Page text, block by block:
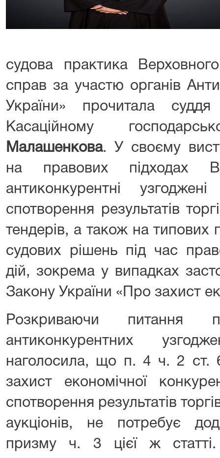
судова практика
справ за участю органів
України» прочитала
Касаційному
Малашенкова. У своєму
на правових
антиконкурентні
спотворення результатів
тендерів, а також на типових
судових рішень під час
дій, зокрема у випадках
Закону України «Про захист
Розкриваючи питання
антиконкурентних
наголосила, що п. 4 ч. 2 ст.
захист економічної
спотворення результатів
аукціонів, не потребує
призму ч. 3 цієї ж